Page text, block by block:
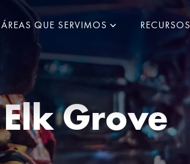
ÁREAS QUE SERVIMOS RECURSOS
Elk Grove